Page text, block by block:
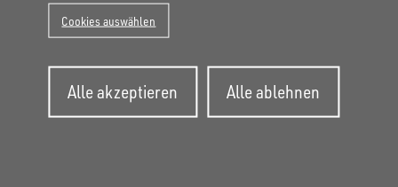
Cookies auswählen
Alle akzeptieren
zurückziehen
Alle ablehnen